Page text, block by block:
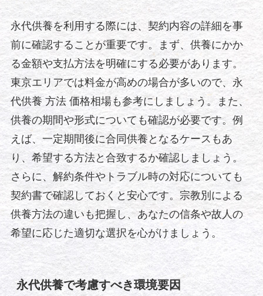
永代供養を利用する際には、契約内容の詳細を事
前に確認することが重要です。まず、供養にかか
る金額や支払方法を明確にする必要があります。
東京エリアでは料金が高めの場合が多いので、永
代供養 方法 価格相場も参考にしましょう。また、
供養の期間や形式についても確認が必要です。例
えば、一定期間後に合同供養となるケースもあ
り、希望する方法と合致するか確認しましょう。
さらに、解約条件やトラブル時の対応についても
契約書で確認しておくと安心です。宗教別による
供養方法の違いも把握し、あなたの信条や故人の
希望に応じた適切な選択を心がけましょう。
永代供養で考慮すべき環境要因